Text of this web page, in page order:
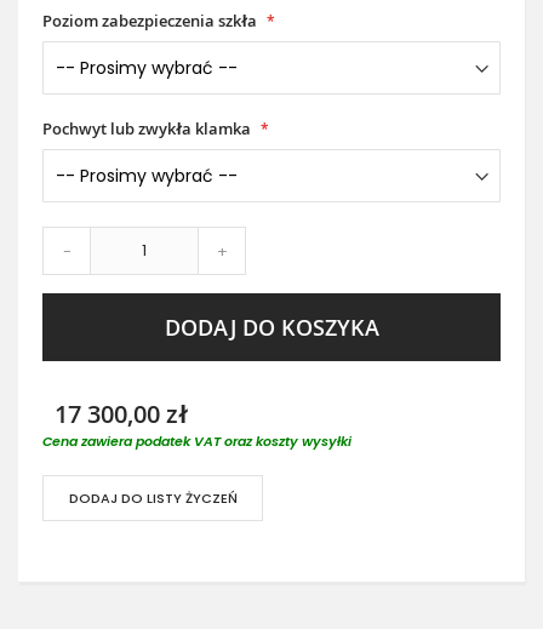
Poziom zabezpieczenia szkła
Pochwyt lub zwykła klamka
- +
DODAJ DO KOSZYKA
17 300,00 zł
Cena zawiera podatek VAT oraz koszty wysyłki
DODAJ DO LISTY ŻYCZEŃ